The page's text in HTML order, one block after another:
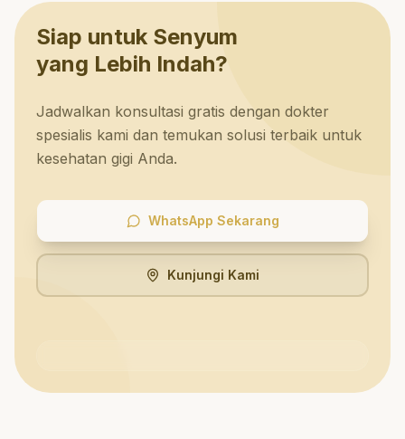
Siap untuk Senyum
yang Lebih Indah?
Jadwalkan konsultasi gratis dengan dokter
spesialis kami dan temukan solusi terbaik untuk
kesehatan gigi Anda.
WhatsApp Sekarang
Kunjungi Kami